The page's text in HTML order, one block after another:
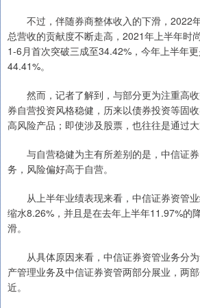
不过，伴随券商整体收入的下滑，2022
总营收的贡献度不断走高，2021年上半年时
1-6月首次突破三成至34.42%，今年上半年
44.41%。
然而，记者了解到，与部分更为注重高收
券自营投资风格稳健，历来以债券投资等固
高风险产品；即使涉及股票，也往往是通过大
与自营稳健为主有所差别的是，中信证券
务，风险偏好高于自营。
从上半年业绩表现来看，中信证券资管业
缩水8.26%，并且是在去年上半年11.97%的
滑。
从具体原因来看，中信证券资管业务分为
产管理业务及中信证券资管两部分展业，两
近。